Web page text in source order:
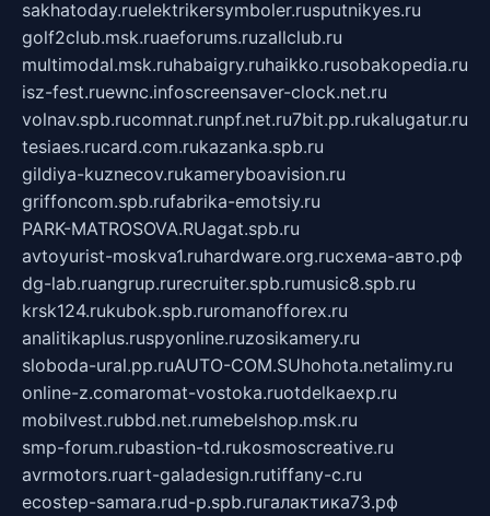
sakhatoday.ruelektrikersymboler.rusputnikyes.ru
golf2club.msk.ruaeforums.ruzallclub.ru
multimodal.msk.ruhabaigry.ruhaikko.rusobakopedia.ru
isz-fest.ruewnc.infoscreensaver-clock.net.ru
volnav.spb.rucomnat.runpf.net.ru7bit.pp.rukalugatur.ru
tesiaes.rucard.com.rukazanka.spb.ru
gildiya-kuznecov.rukameryboavision.ru
griffoncom.spb.rufabrika-emotsiy.ru
PARK-MATROSOVA.RUagat.spb.ru
avtoyurist-moskva1.ruhardware.org.ruсхема-авто.рф
dg-lab.ruangrup.rurecruiter.spb.rumusic8.spb.ru
krsk124.rukubok.spb.ruromanofforex.ru
analitikaplus.ruspyonline.ruzosikamery.ru
sloboda-ural.pp.ruAUTO-COM.SUhohota.netalimy.ru
online-z.comaromat-vostoka.ruotdelkaexp.ru
mobilvest.rubbd.net.rumebelshop.msk.ru
smp-forum.rubastion-td.rukosmoscreative.ru
avrmotors.ruart-galadesign.rutiffany-c.ru
ecostep-samara.rud-p.spb.ruгалактика73.рф